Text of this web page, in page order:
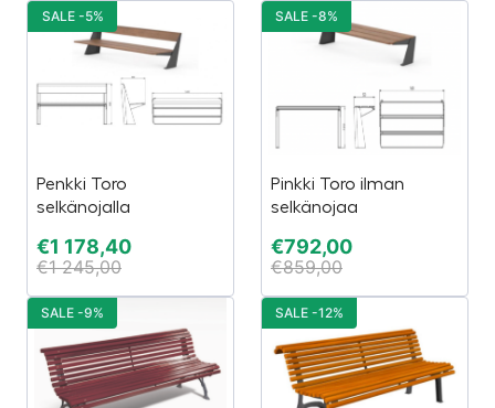
Penkki Toro
selkänojalla
€1 178,40
€1 245,00
SALE -5%
Pinkki Toro ilman
selkänojaa
€792,00
€859,00
SALE -8%
SALE -9% SALE -12%